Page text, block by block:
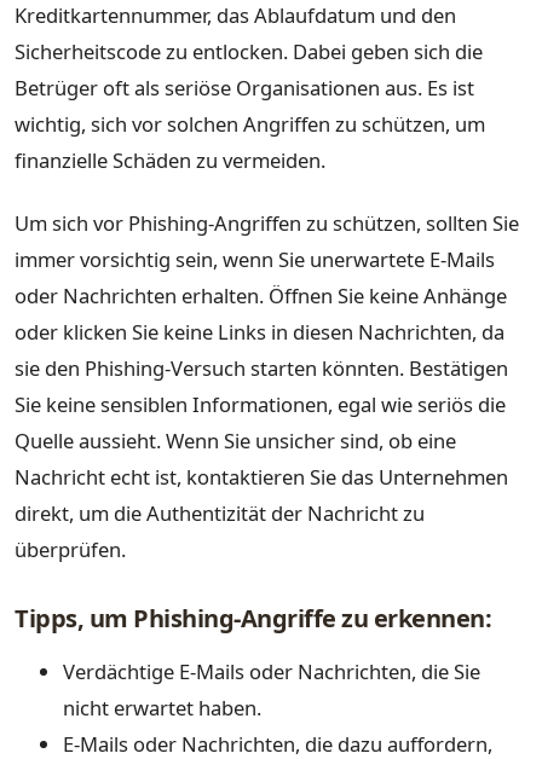
Kreditkartennummer, das Ablaufdatum und den
Sicherheitscode zu entlocken. Dabei geben sich die
Betrüger oft als seriöse Organisationen aus. Es ist
wichtig, sich vor solchen Angriffen zu schützen, um
finanzielle Schäden zu vermeiden.
Um sich vor Phishing-Angriffen zu schützen, sollten Sie
immer vorsichtig sein, wenn Sie unerwartete E-Mails
oder Nachrichten erhalten. Öffnen Sie keine Anhänge
oder klicken Sie keine Links in diesen Nachrichten, da
sie den Phishing-Versuch starten könnten. Bestätigen
Sie keine sensiblen Informationen, egal wie seriös die
Quelle aussieht. Wenn Sie unsicher sind, ob eine
Nachricht echt ist, kontaktieren Sie das Unternehmen
direkt, um die Authentizität der Nachricht zu
überprüfen.
Tipps, um Phishing-Angriffe zu erkennen:
Verdächtige E-Mails oder Nachrichten, die Sie
nicht erwartet haben.
E-Mails oder Nachrichten, die dazu auffordern,